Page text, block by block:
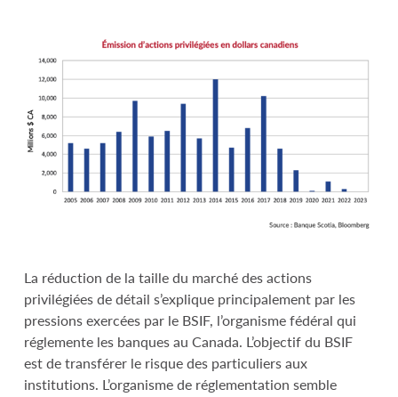
La réduction de la taille du marché des actions
privilégiées de détail s’explique principalement par les
pressions exercées par le BSIF, l’organisme fédéral qui
réglemente les banques au Canada. L’objectif du BSIF
est de transférer le risque des particuliers aux
institutions. L’organisme de réglementation semble